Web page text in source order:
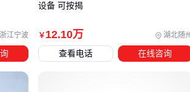
下，如何匹配助行车类型？
关键的是明确使用场景。室内外环境、移动
功能等因素直接影响类型选择。
优先考虑轻便的
浙江宁波 ￥ 12.10万 湖北随
设备 可按揭
查看电话 在线咨询